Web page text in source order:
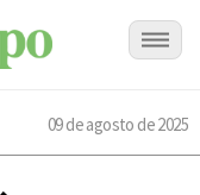
09 de agosto de 2025